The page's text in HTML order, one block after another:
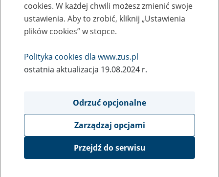
Komunikat Prezesa Zakładu Ubezpieczeń
Społecznych z dnia 14 lutego 2013 r. w
sprawie kwoty świadczenia pieniężnego
przysługującego żołnierzom zastępczej
służby wojskowej przymusowo
zatrudnianym w kopalniach węgla,
batalionach budowlanych
21
cookies. W każdej chwili możesz zmienić swoje
ustawienia. Aby to zrobić, kliknij „Ustawienia
plików cookies” w stopce.
Polityka cookies dla www.zus.pl
ostatnia aktualizacja 19.08.2024 r.
Odrzuć opcjonalne
Zarządzaj opcjami
Przejdź do serwisu